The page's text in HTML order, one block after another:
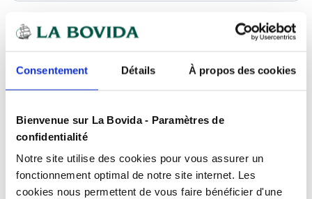
Consentement Détails À propos des cookies
Bienvenue sur La Bovida - Paramètres de
confidentialité
Notre site utilise des cookies pour vous assurer un
fonctionnement optimal de notre site internet. Les
cookies nous permettent de vous faire bénéficier d'une